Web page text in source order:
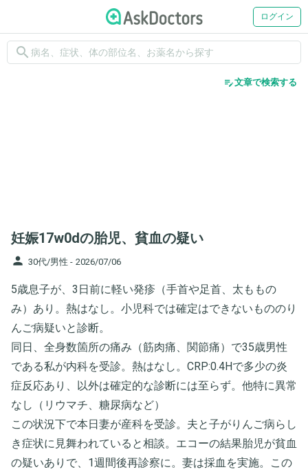
ログイン
search
edit_note文章で検索する
妊娠17w0dの胎児、貧血の疑い
person 30代/男性 - 2026/07/06
5歳息子が、3日前に軽い発疹（手首や足首、太ももの
み）あり。熱はなし。小児科では確定はできないもののり
んご病疑いと診断。
同日、全身数箇所の痛み（筋肉痛、関節痛）で35歳男性
である私が内科を受診。熱はなし。CRP:0.4Hで多少の炎
症反応あり、以外は確定的な診断には至らず。他特に異常
なし（リウマチ、糖尿病など）
この状況下で本日妻が産科を受診。夫と子がりんご病らし
き症状に見舞われていると相談。エコーの結果胎児が貧血
の疑いありで、1週間後再診察に。妻は採血を実施。この